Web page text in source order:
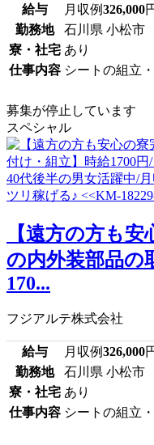
給与 月収例326,000
勤務地
石川県 小松市
寮・社宅 あり
仕事内容 シートの組立
募集が停止しています
スペシャル
【遠方の方も
の内外装部品の
170...
フジアルテ株式会社
給与 月収例326,000
勤務地
石川県 小松市
寮・社宅 あり
仕事内容 シートの組立